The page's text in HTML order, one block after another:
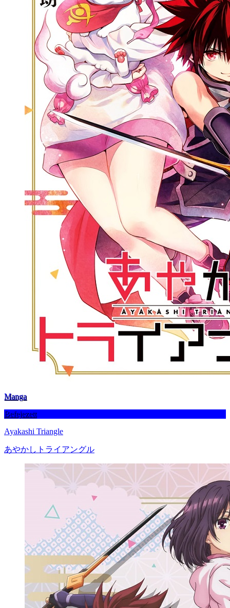
Manga
Befejezett
Ayakashi Triangle
あやかしトライアングル